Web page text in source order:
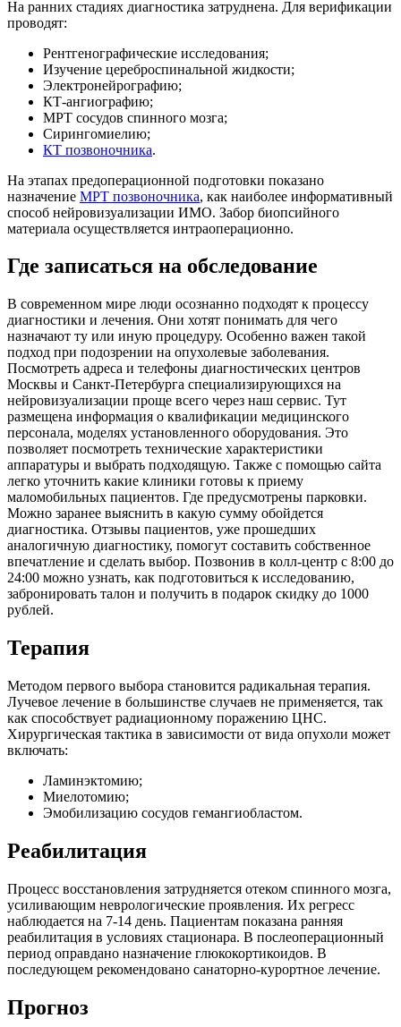
На ранних стадиях диагностика затруднена. Для верификации
проводят:
Рентгенографические исследования;
Изучение цереброспинальной жидкости;
Электронейрографию;
КТ-ангиографию;
МРТ сосудов спинного мозга;
Сирингомиелию;
КТ позвоночника.
На этапах предоперационной подготовки показано
назначение МРТ позвоночника, как наиболее информативный
способ нейровизуализации ИМО. Забор биопсийного
материала осуществляется интраоперационно.
Где записаться на обследование
В современном мире люди осознанно подходят к процессу
диагностики и лечения. Они хотят понимать для чего
назначают ту или иную процедуру. Особенно важен такой
подход при подозрении на опухолевые заболевания.
Посмотреть адреса и телефоны диагностических центров
Москвы и Санкт-Петербурга специализирующихся на
нейровизуализации проще всего через наш сервис. Тут
размещена информация о квалификации медицинского
персонала, моделях установленного оборудования. Это
позволяет посмотреть технические характеристики
аппаратуры и выбрать подходящую. Также с помощью сайта
легко уточнить какие клиники готовы к приему
маломобильных пациентов. Где предусмотрены парковки.
Можно заранее выяснить в какую сумму обойдется
диагностика. Отзывы пациентов, уже прошедших
аналогичную диагностику, помогут составить собственное
впечатление и сделать выбор. Позвонив в колл-центр с 8:00 до
24:00 можно узнать, как подготовиться к исследованию,
забронировать талон и получить в подарок скидку до 1000
рублей.
Терапия
Методом первого выбора становится радикальная терапия.
Лучевое лечение в большинстве случаев не применяется, так
как способствует радиационному поражению ЦНС.
Хирургическая тактика в зависимости от вида опухоли может
включать:
Ламинэктомию;
Миелотомию;
Эмобилизацию сосудов гемангиобластом.
Реабилитация
Процесс восстановления затрудняется отеком спинного мозга,
усиливающим неврологические проявления. Их регресс
наблюдается на 7-14 день. Пациентам показана ранняя
реабилитация в условиях стационара. В послеоперационный
период оправдано назначение глюкокортикоидов. В
последующем рекомендовано санаторно-курортное лечение.
Прогноз